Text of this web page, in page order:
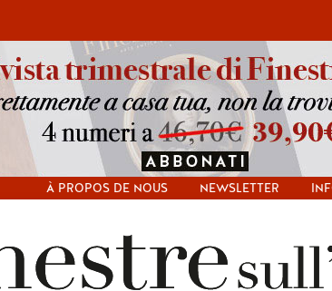
À PROPOS DE NOUS NEWSLETTER